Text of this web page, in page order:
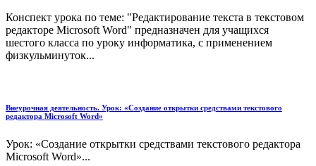
Конспект урока по теме: "Редактирование текста в текстовом
редакторе Microsoft Word" предназначен для учащихся
шестого класса по уроку информатика, с применением
физкульминуток...
Внеурочная деятельность. Урок: «Создание открытки средствами текстового
редактора Microsoft Word»
Урок: «Создание открытки средствами текстового редактора
Microsoft Word»...